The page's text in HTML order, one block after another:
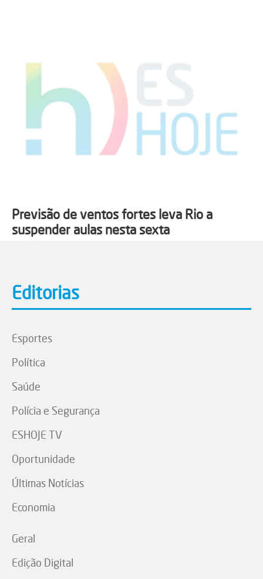
Previsão de ventos fortes leva Rio a
suspender aulas nesta sexta
Editorias
Esportes
Política
Saúde
Polícia e Segurança
ESHOJE TV
Oportunidade
Últimas Notícias
Economia
Geral
Edição Digital